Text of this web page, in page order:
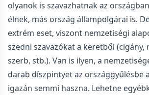
olyanok is szavazhatnak az
élnek, más ország állampolgárai is.
extrém eset, viszont nemzetiségi
szedni szavazókat a keretből (cigány,
szerb, stb.). Van is ilyen, a
darab díszpintyet az országgyűlésbe
igazán semmi haszna. Lehetne